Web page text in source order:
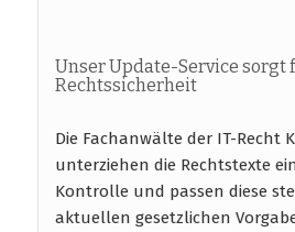
Unser Update-Service sorgt
Rechtssicherheit
Die Fachanwälte der IT-Recht
unterziehen die Rechtstexte
Kontrolle und passen diese
aktuellen gesetzlichen